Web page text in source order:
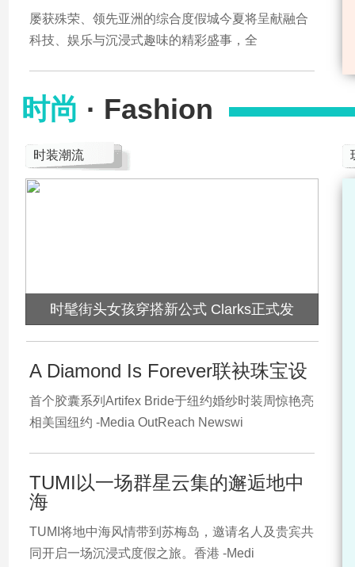
屡获殊荣、领先亚洲的综合度假城今夏将呈献融合
科技、娱乐与沉浸式趣味的精彩盛事，全
时尚 · Fashion
时装潮流
时髦街头女孩穿搭新公式 Clarks正式发
A Diamond Is Forever联袂珠宝设
首个胶囊系列Artifex Bride于纽约婚纱时装周惊艳亮
相美国纽约 -Media OutReach Newswi
TUMI以一场群星云集的邂逅地中
海
TUMI将地中海风情带到苏梅岛，邀请名人及贵宾共
同开启一场沉浸式度假之旅。香港 -Medi